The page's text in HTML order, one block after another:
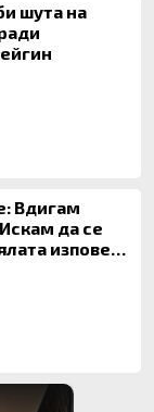
шута на
Вдигам
да се
изповед